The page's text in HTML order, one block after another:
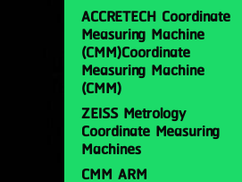
ACCRETECH Coordinate
Measuring Machine
(CMM)Coordinate
Measuring Machine
(CMM)
ZEISS Metrology
Coordinate Measuring
Machines
CMM ARM